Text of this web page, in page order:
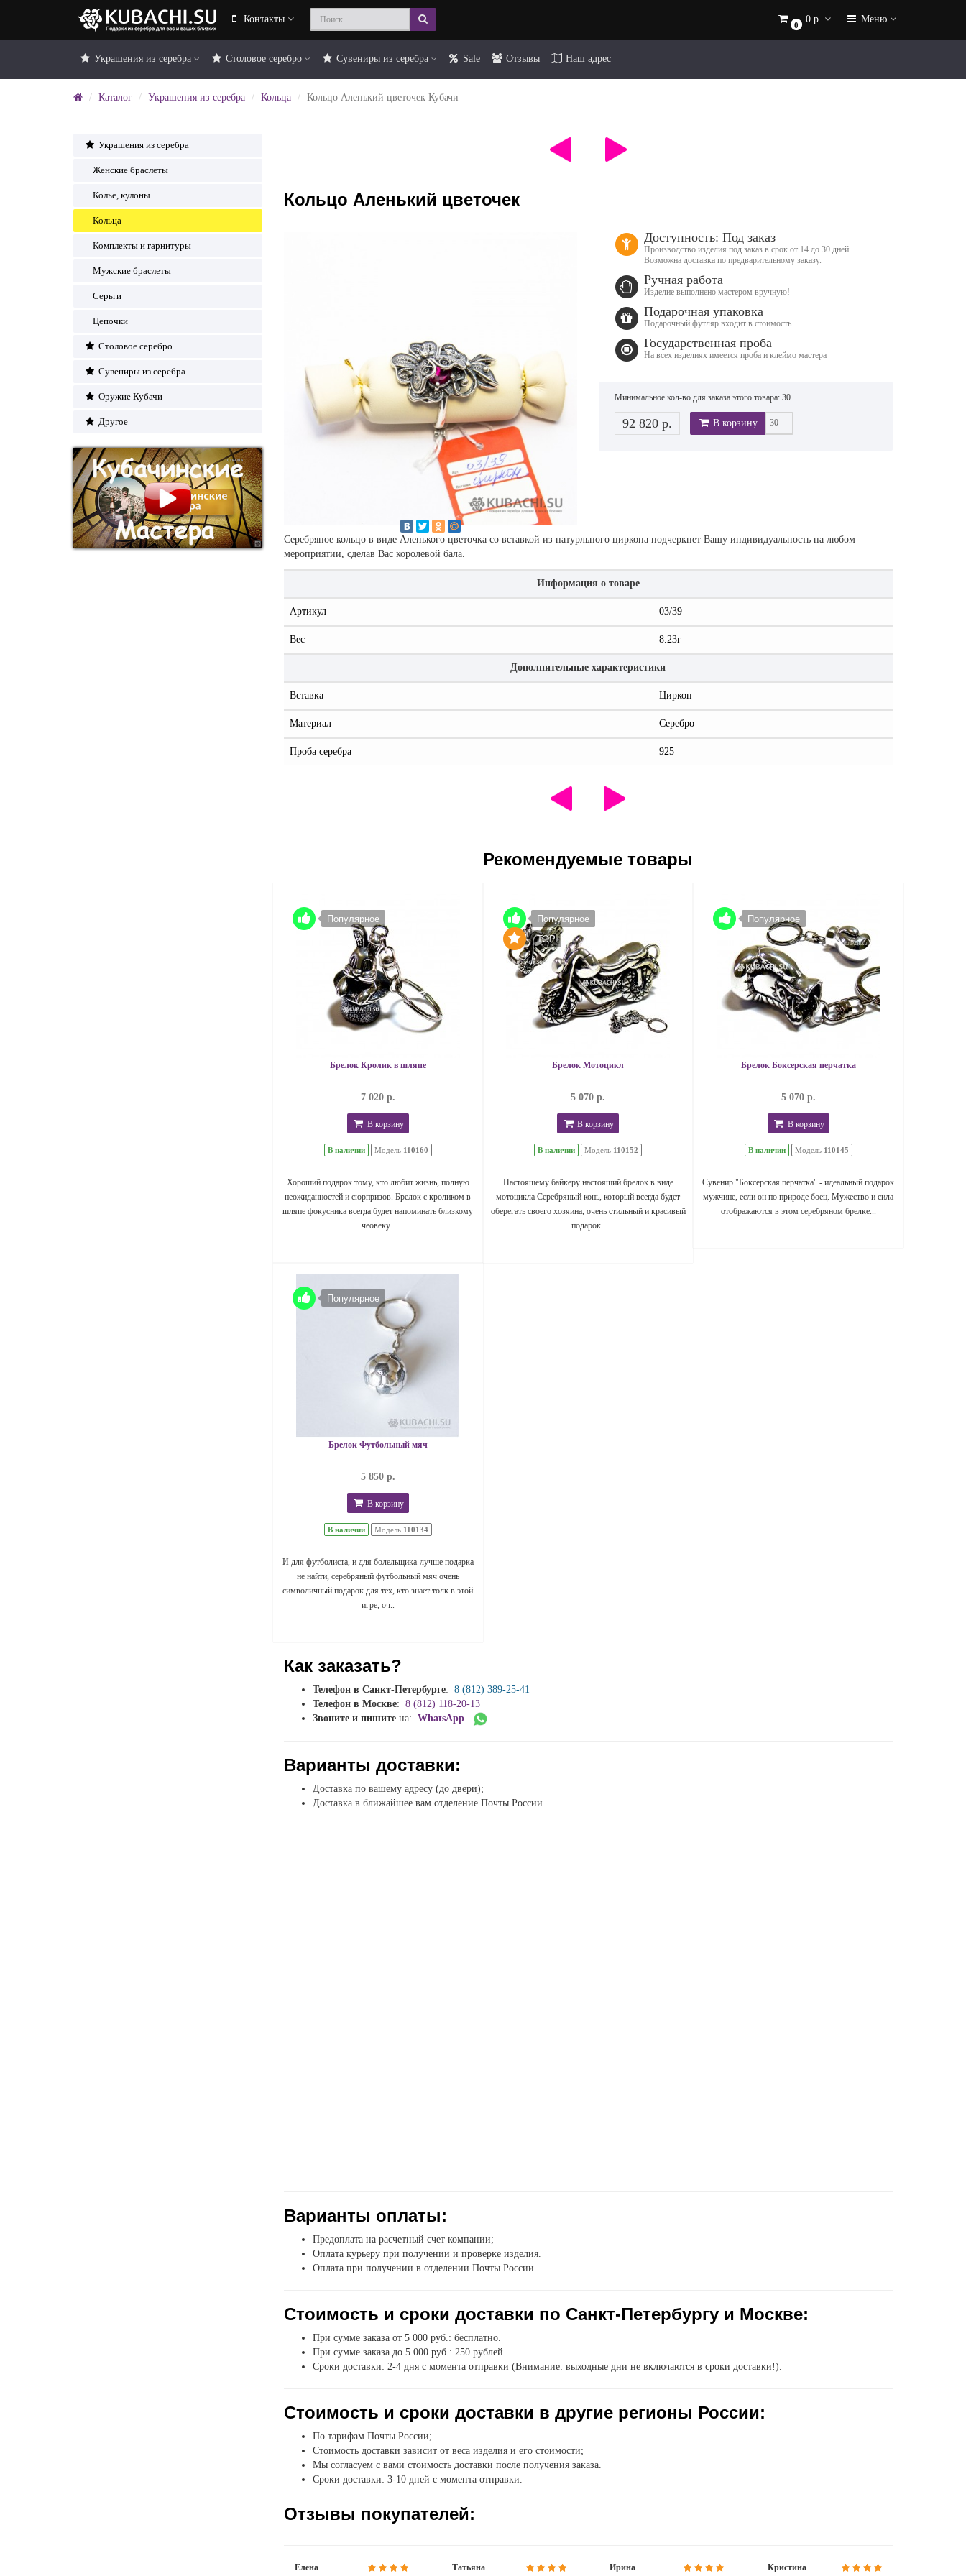
Контакты
0
0 р. Меню
Украшения из серебра Столовое серебро Сувениры из серебра Sale Отзывы Наш адрес
Каталог Украшения из серебра Кольца Кольцо Аленький цветочек Кубачи
Украшения из серебра
Женские браслеты
Колье, кулоны
Кольца
Комплекты и гарнитуры
Мужские браслеты
Серьги
Цепочки
Столовое серебро
Сувениры из серебра
Оружие Кубачи
Другое
Кольцо Аленький цветочек
Доступность: Под заказ
Производство изделия под заказ в срок от 14 до 30 дней.
Возможна доставка по предварительному заказу.
Ручная работа
Изделие выполнено мастером вручную!
Подарочная упаковка
Подарочный футляр входит в стоимость
Государственная проба
На всех изделиях имеется проба и клеймо мастера
Минимальное кол-во для заказа этого товара: 30.
92 820 р. В корзину
Серебряное кольцо в виде Аленького цветочка со вставкой из натурльного циркона подчеркнет Вашу индивидуальность на любом
мероприятии, сделав Вас королевой бала.
Информация о товаре
Артикул 03/39
Вес 8.23г
Дополнительные характеристики
Вставка Циркон
Материал Серебро
Проба серебра 925
Рекомендуемые товары
Популярное
Брелок Кролик в шляпе
7 020 р.
В корзину
В наличии Модель 110160
Хороший подарок тому, кто любит жизнь, полную
неожиданностей и сюрпризов. Брелок с кроликом в
шляпе фокусника всегда будет напоминать близкому
чеовеку..
Популярное
TOP
Брелок Мотоцикл
5 070 р.
В корзину
В наличии Модель 110152
Настоящему байкеру настоящий брелок в виде
мотоцикла Серебряный конь, который всегда будет
оберегать своего хозяина, очень стильный и красивый
подарок..
Популярное
Брелок Боксерская перчатка
5 070 р.
В корзину
В наличии Модель 110145
Сувенир "Боксерская перчатка" - идеальный подарок
мужчине, если он по природе боец. Мужество и сила
отображаются в этом серебряном брелке...
Популярное
Брелок Футбольный мяч
5 850 р.
В корзину
В наличии Модель 110134
И для футболиста, и для болельщика-лучше подарка
не найти, серебряный футбольный мяч очень
символичный подарок для тех, кто знает толк в этой
игре, оч..
Как заказать?
Телефон в Санкт-Петербурге: 8 (812) 389-25-41
Телефон в Москве: 8 (812) 118-20-13
Звоните и пишитена: WhatsApp
Варианты доставки:
Доставка по вашему адресу (до двери);
Доставка в ближайшее вам отделение Почты России.
Варианты оплаты:
Предоплата на расчетный счет компании;
Оплата курьеру при получении и проверке изделия.
Оплата при получении в отделении Почты России.
Стоимость и сроки доставки по Санкт-Петербургу и Москве:
При сумме заказа от 5 000 руб.: бесплатно.
При сумме заказа до 5 000 руб.: 250 рублей.
Сроки доставки: 2-4 дня с момента отправки (Внимание: выходные дни не включаются в сроки доставки!).
Стоимость и сроки доставки в другие регионы России:
По тарифам Почты России;
Стоимость доставки зависит от веса изделия и его стоимости;
Мы согласуем с вами стоимость доставки после получения заказа.
Сроки доставки: 3-10 дней с момента отправки.
Отзывы покупателей:
Елена Татьяна Ирина Кристина